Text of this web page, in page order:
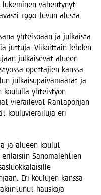
vähen­ty­nyt
1990-luvun alusta.
yhtei­söään ja jul­kais­ta
jut­tu­ja. Vii­koit­tain leh­den
jul­kai­se­vat alu­een
opet­ta­jien kans­sa
jul­kai­su­päi­vä­mää­rät ja
kou­lul­la yhteis­työn
vie­rai­le­vat Ran­ta­poh­jan
kou­lu­vie­rai­lu­ja eri
ja alu­een kou­lut
eri­lai­siin Sano­ma­leh­tien
Eri kou­lu­jen kans­sa
haus­ko­ja